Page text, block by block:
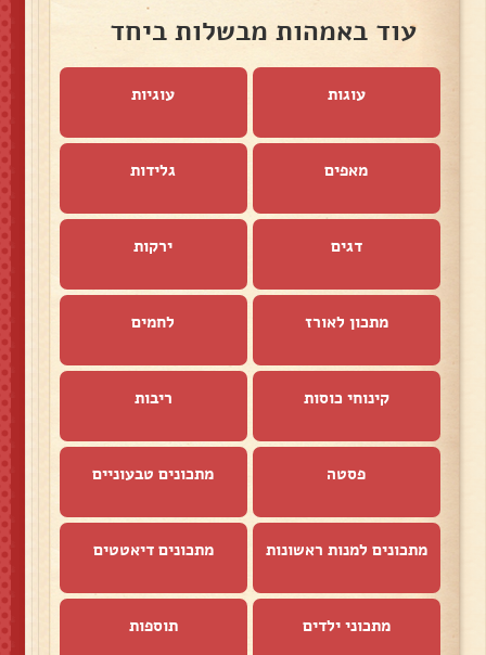
עוד באמהות מבשלות ביחד
עוגות עוגיות
מאפים גלידות
דגים ירקות
מתכון לאורז לחמים
קינוחי כוסות ריבות
פסטה מתכונים טבעוניים
מתכונים למנות ראשונות מתכונים דיאטטים
מתכוני ילדים תוספות